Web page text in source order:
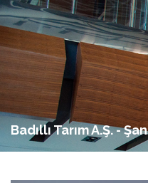
Badıllı Tarım A.Ş. -